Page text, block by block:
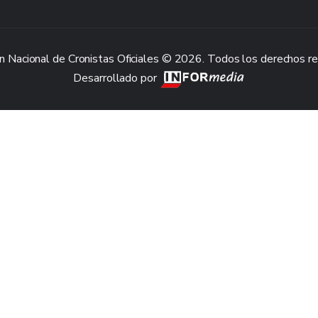
Nacional de Cronistas Oficiales © 2026. Todos los derechos
Desarrollado por